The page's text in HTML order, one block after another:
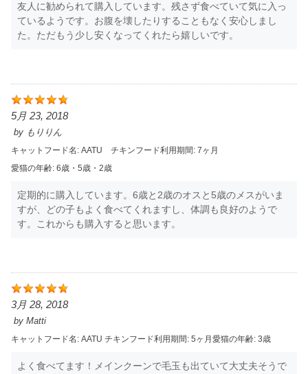
友人に勧められて購入しています。残さず食べていて気に入っ
ているようです。お腹を壊したりすることもなく安心しまし
た。ただもう少し安くなってくれたら嬉しいです。
5月 23, 2018
by もりりん
キャットフード名: AATU チキンフード利用期間: 7ヶ月
愛猫の年齢: 6歳・5歳・2歳
定期的に購入しています。6歳と2歳のオスと5歳のメスがいま
すが、どの子もよく食べてくれますし、体調も良好のようで
す。これからも購入すると思います。
3月 28, 2018
byMatti
キャットフード名: AATU チキンフード利用期間: 5ヶ月愛猫の年齢: 3歳
よく食べてます！メインクーンで毛玉も出ていて大丈夫そうで